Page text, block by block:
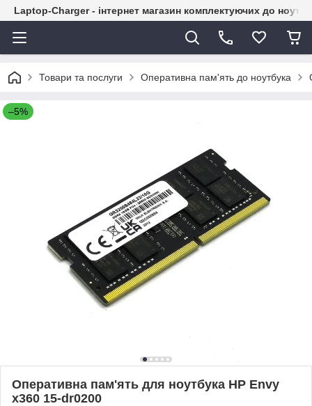
Laptop-Charger - інтернет магазин комплектуючих до
Товари та послуги Оперативна пам'ять до ноутбука
–5%
Оперативна пам'ять для ноутбука HP Envy
x360 15-dr0200